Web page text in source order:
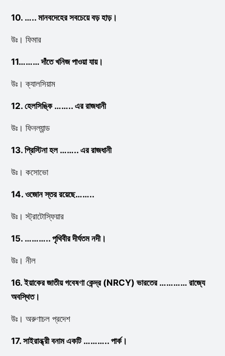
10. ….. মানবদেহের সবচেয়ে বড় হাড়।
উঃ। ফিমার
11……… দাঁতে খনিজ পাওয়া যায়।
উঃ। ক্যালসিয়াম
12. হেলসিঙ্কি …….. এর রাজধানী
উঃ। ফিনল্যান্ড
13. প্রিস্টিনা হল …….. এর রাজধানী
উঃ। কসোভো
14. ওজোন স্তর রয়েছে……..
উঃ। স্ট্রাটোস্ফিয়ার
15. ……….. পৃথিবীর দীর্ঘতম নদী।
উঃ। নীল
16. ইয়াকের জাতীয় গবেষণা কেন্দ্র (NRCY) ভারতের ………… রাজ্যে
অবস্থিত।
উঃ। অরুণাচল প্রদেশ
17. সাইরান্ধ্রী বনাম একটি ……….. পার্ক।